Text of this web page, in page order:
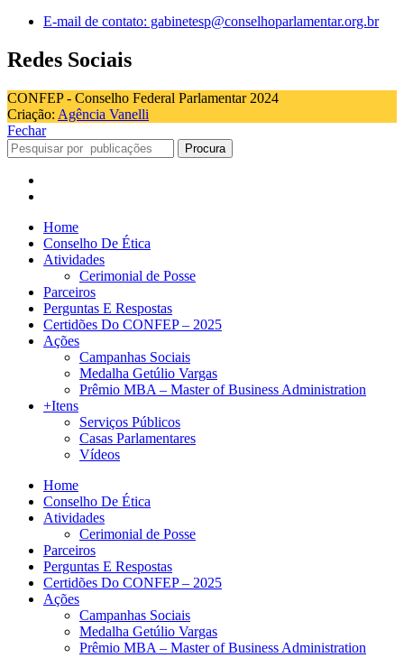
E-mail de contato: gabinetesp@conselhoparlamentar.org.br
Redes Sociais
CONFEP - Conselho Federal Parlamentar 2024
Criação: Agência Vanelli
Fechar
Procura
Home
Conselho De Ética
Atividades
Cerimonial de Posse
Parceiros
Perguntas E Respostas
Certidões Do CONFEP – 2025
Ações
Campanhas Sociais
Medalha Getúlio Vargas
Prêmio MBA – Master of Business Administration
+Itens
Serviços Públicos
Casas Parlamentares
Vídeos
Home
Conselho De Ética
Atividades
Cerimonial de Posse
Parceiros
Perguntas E Respostas
Certidões Do CONFEP – 2025
Ações
Campanhas Sociais
Medalha Getúlio Vargas
Prêmio MBA – Master of Business Administration